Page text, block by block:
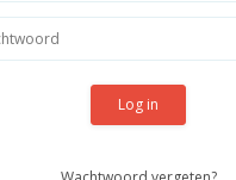
Log in